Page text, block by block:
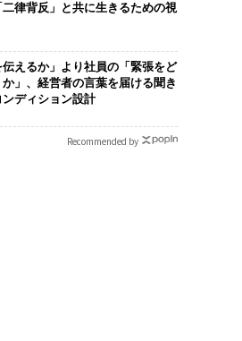
二律背反」と共に生きるための視
伝えるか」より社員の「緊張をど
か」、経営者の言葉を届ける聞き
ンディション設計
Recommended by